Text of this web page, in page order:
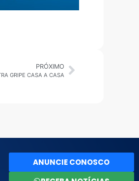
PRÓXIMO
GRIPE CASA A CASA
ANUNCIE CONOSCO